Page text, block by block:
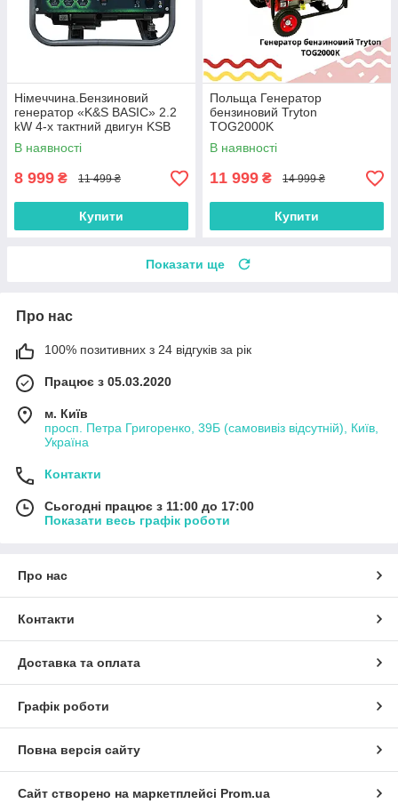
Нiмеччина.Бензиновий
генератор «K&S BASIC» 2.2
kW 4-х тактний двигун KSB
2200A
В наявності
8 999 ₴ 11 499 ₴
Купити
Польща Генератор
бензиновий Tryton
TOG2000K
В наявності
11 999 ₴ 14 999 ₴
Купити
Показати ще
Про нас
100% позитивних з 24 відгуків за рік
Працює з 05.03.2020
м. Київ
просп. Петра Григоренко, 39Б (самовивіз відсутній), Київ,
Україна
Контакти
Сьогодні працює з 11:00 до 17:00
Показати весь графік роботи
Про нас
Контакти
Доставка та оплата
Графік роботи
Повна версія сайту
Сайт створено на маркетплейсі Prom.ua